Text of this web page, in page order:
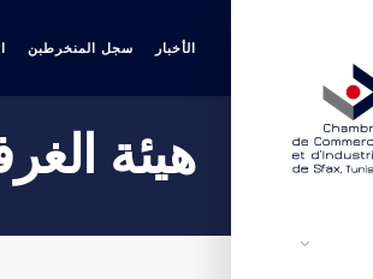
الأخبار سجل المنخرطبن
هيئة